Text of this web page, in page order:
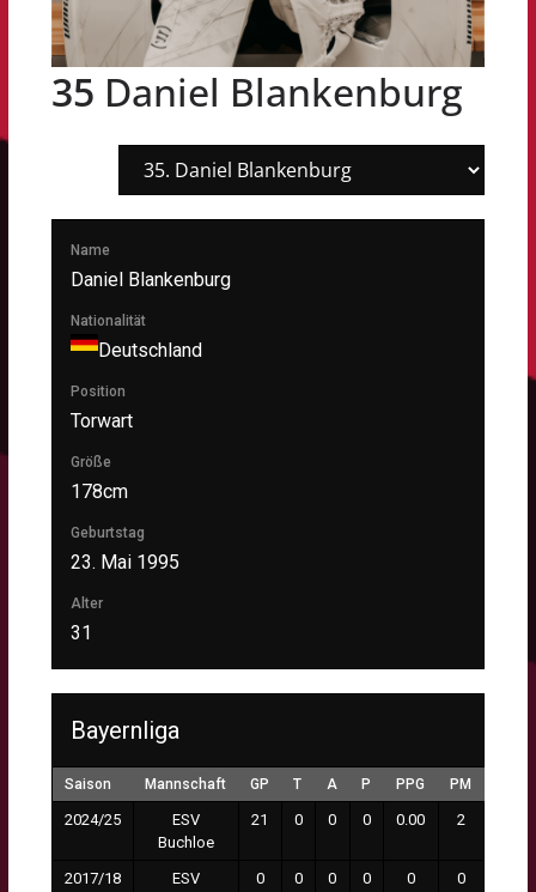
35 Daniel Blankenburg
Name
Daniel Blankenburg
Nationalität
Deutschland
Position
Torwart
Größe
178cm
Geburtstag
23. Mai 1995
Alter
31
Bayernliga
Saison Mannschaft GP T A P PPG PM
2024/25
ESV
Buchloe
21 0 0 0 0.00 2
2017/18
ESV
0 0 0 0 0 0